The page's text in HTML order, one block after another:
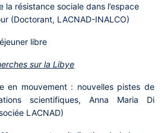
résistance sociale dans l’espace
(Doctorant, LACNAD-INALCO)
libre
sur la Libye
en mouvement : nouvelles pistes de
scientifiques, Anna Maria Di
LACNAD)